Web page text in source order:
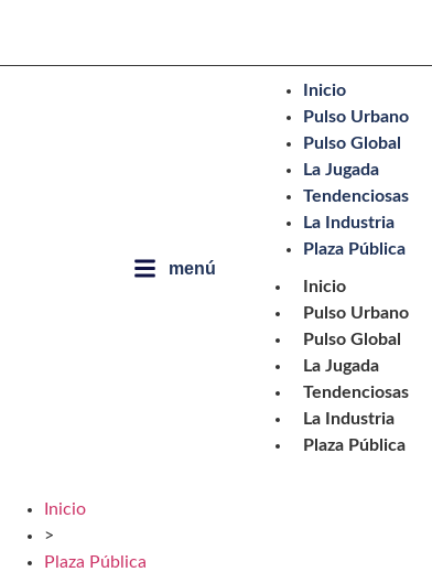
menú
Inicio
Pulso Urbano
Pulso Global
La Jugada
Tendenciosas
La Industria
Plaza Pública
Inicio
Pulso Urbano
Pulso Global
La Jugada
Tendenciosas
La Industria
Plaza Pública
Inicio
>
Plaza Pública